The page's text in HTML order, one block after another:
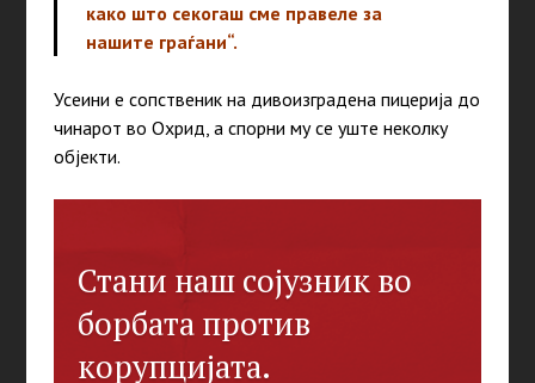
како што секогаш сме правеле за
нашите граѓани“.
Усеини е сопственик на дивоизградена пицерија до
чинарот во Охрид, а спорни му се уште неколку
објекти.
Стани наш сојузник во
борбата против
корупцијата.